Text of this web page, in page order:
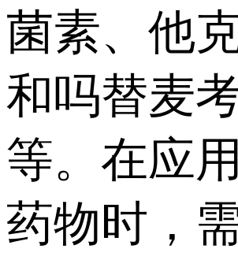
菌素、他
和吗替麦
等。在应
药物时，